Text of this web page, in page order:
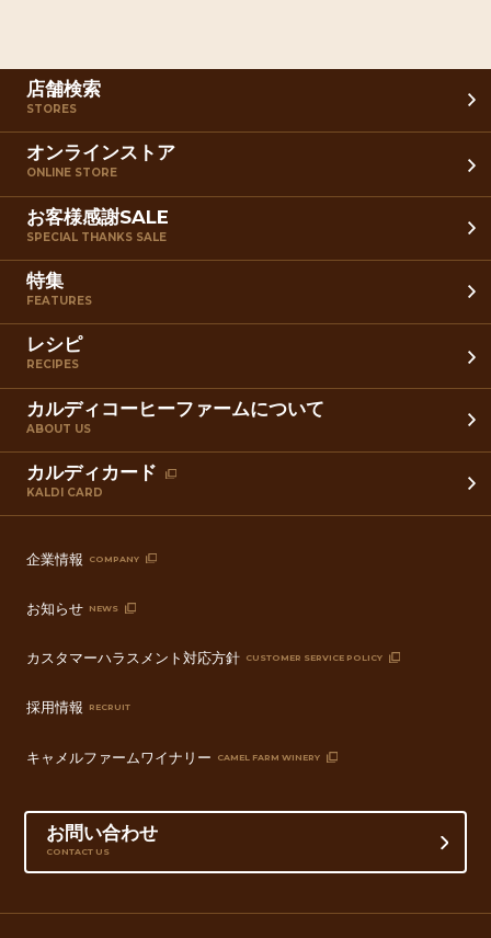
店舗検索
STORES
オンラインストア
ONLINE STORE
お客様感謝SALE
SPECIAL THANKS SALE
特集
FEATURES
レシピ
RECIPES
カルディコーヒーファームについて
ABOUT US
カルディカード
KALDI CARD
企業情報 COMPANY
お知らせ NEWS
カスタマーハラスメント対応方針 CUSTOMER SERVICE POLICY
採用情報 RECRUIT
キャメルファームワイナリー CAMEL FARM WINERY
お問い合わせ
CONTACT US